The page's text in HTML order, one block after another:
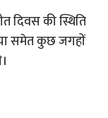
दिवस की स्थिति
समेत कुछ जगहों